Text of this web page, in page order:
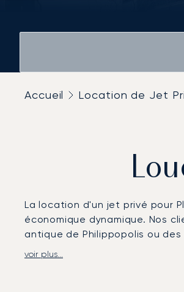
Accueil Location de Jet
La location d'un jet privé pour
économique dynamique. Nos
antique de Philippopolis ou
Chez LunaJets, nous
voir plus...